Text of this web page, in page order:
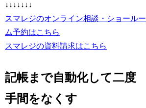
↓↓↓↓↓↓↓
スマレジのオンライン相談・ショールー
ム予約はこちら
スマレジの資料請求はこちら
記帳まで自動化して二度
手間をなくす